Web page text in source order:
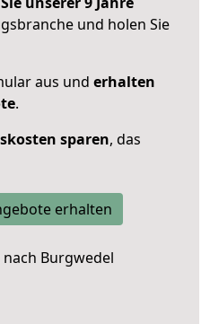
und holen Sie
aus und erhalten
.
sparen, das
erhalten